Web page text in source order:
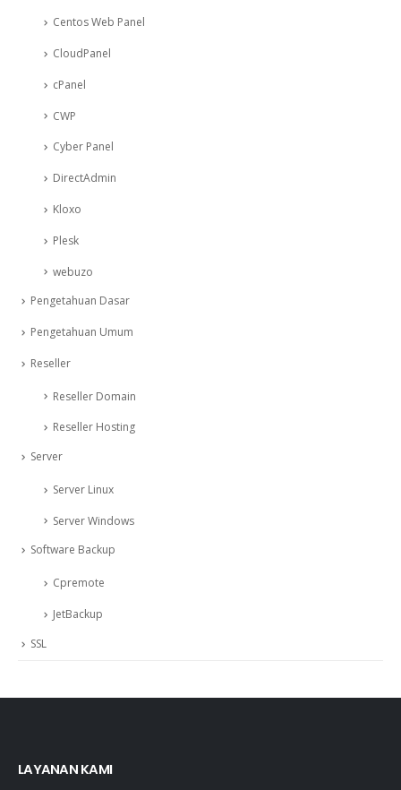
Centos Web Panel
CloudPanel
cPanel
CWP
Cyber Panel
DirectAdmin
Kloxo
Plesk
webuzo
Pengetahuan Dasar
Pengetahuan Umum
Reseller
Reseller Domain
Reseller Hosting
Server
Server Linux
Server Windows
Software Backup
Cpremote
JetBackup
SSL
LAYANAN KAMI